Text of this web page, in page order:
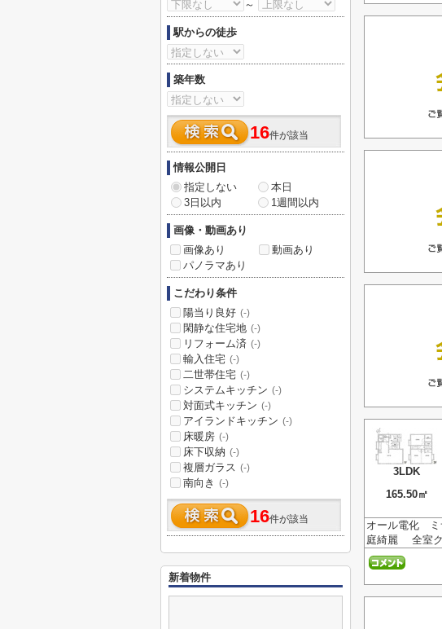
3LDK
165.50㎡
オール電化 ミ
庭綺麗 全室
～
駅からの徒歩
築年数
16件が該当
情報公開日
指定しない
本日
3日以内
1週間以内
画像・動画あり
画像あり
動画あり
パノラマあり
こだわり条件
陽当り良好 (-)
閑静な住宅地 (-)
リフォーム済 (-)
輸入住宅 (-)
二世帯住宅 (-)
システムキッチン (-)
対面式キッチン (-)
アイランドキッチン (-)
床暖房 (-)
床下収納 (-)
複層ガラス (-)
南向き (-)
16件が該当
新着物件